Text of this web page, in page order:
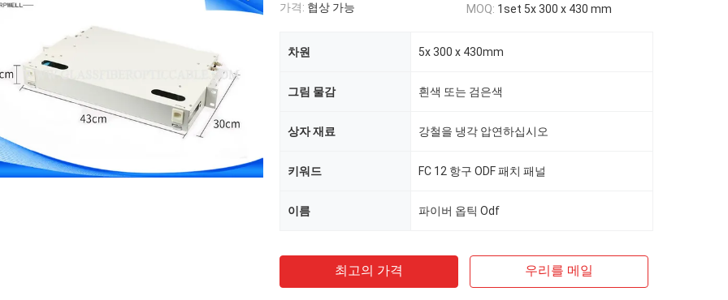
가격: 협상 가능 MOQ: 1set 5x 300 x 430 mm
차원 5x 300 x 430mm
그림 물감 흰색 또는 검은색
상자 재료 강철을 냉각 압연하십시오
키워드 FC 12 항구 ODF 패치 패널
이름 파이버 옵틱 Odf
최고의 가격 우리를 메일